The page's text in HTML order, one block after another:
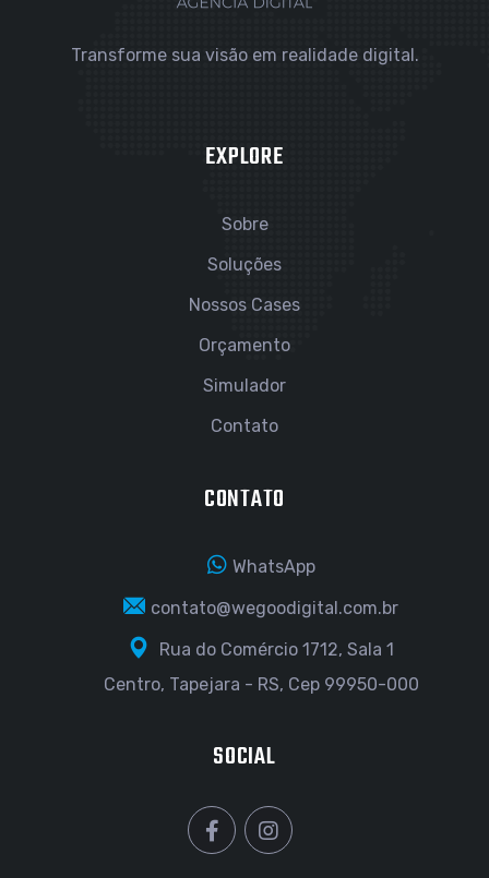
Transforme sua visão em realidade digital.
EXPLORE
Sobre
Soluções
Nossos Cases
Orçamento
Simulador
Contato
CONTATO
WhatsApp
contato@wegoodigital.com.br
Rua do Comércio 1712, Sala 1
Centro, Tapejara - RS, Cep 99950-000
SOCIAL